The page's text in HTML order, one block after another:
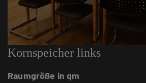
Kornspeicher links
Raumgröße in qm